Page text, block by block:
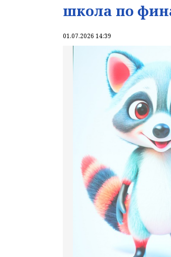
школа по
01.07.2026 14:39